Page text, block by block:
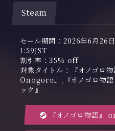
Steam
セール期間：2026年6月26
1:59JST
割引率：35% off
対象タイトル：『オノゴロ
Onogoro』,『オノゴロ物語
ック』
『オノゴロ物語』